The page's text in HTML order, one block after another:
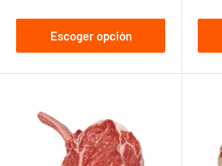
Escoger opción